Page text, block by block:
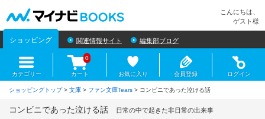
こんにちは、
ゲスト様
ショッピング 関連情報サイト 編集部ブログ
カテゴリー カート
0
お気に入り 会員登録 ログイン
ショッピングトップ> 文庫 > ファン文庫Tears > コンビニであった泣ける話
コンビニであった泣ける話 日常の中で起きた非日常の出来事